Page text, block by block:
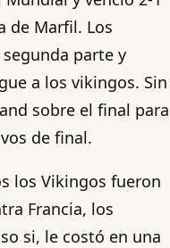
de Marfil. Los
parte y
a los vikingos. Sin
sobre el final para
de final.
los Vikingos fueron
Francia, los
si, le costó en una